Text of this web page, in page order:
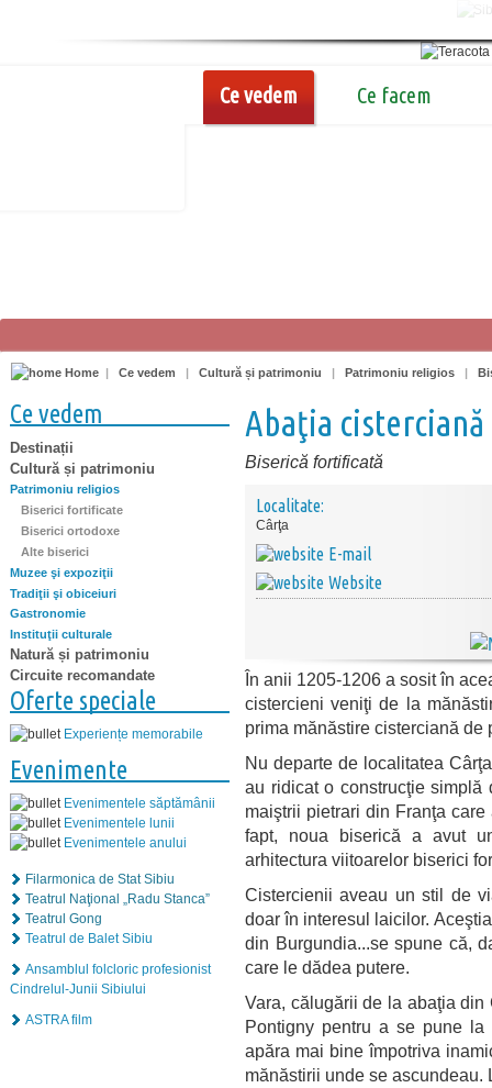
Ce vedem Ce facem
Home | Ce vedem | Cultură și patrimoniu | Patrimoniu religios |
Ce vedem
Destinații
Cultură și patrimoniu
Patrimoniu religios
Biserici fortificate
Biserici ortodoxe
Alte biserici
Muzee şi expoziţii
Tradiţii şi obiceiuri
Gastronomie
Instituţii culturale
Natură și patrimoniu
Circuite recomandate
Oferte speciale
Experiențe memorabile
Evenimente
Evenimentele săptămânii
Evenimentele lunii
Evenimentele anului
Filarmonica de Stat Sibiu
Teatrul Naţional „Radu Stanca”
Teatrul Gong
Teatrul de Balet Sibiu
Ansamblul folcloric profesionist
Cindrelul-Junii Sibiului
ASTRA film
Abaţia cisterciană
Biserică fortificată
Localitate:
Cârţa
E-mail
Website
În anii 1205-1206 a sosit în
cistercieni veniţi de la
prima mănăstire cisterciană
Nu departe de localitatea
au ridicat o construcţie
maiştrii pietrari din Franţa
fapt, noua biserică a avut
arhitectura viitoarelor biserici
Cistercienii aveau un stil de
doar în interesul laicilor.
din Burgundia...se spune că,
care le dădea putere.
Vara, călugării de la abaţia
Pontigny pentru a se pune
apăra mai bine împotriva
mănăstirii unde se ascundeau.